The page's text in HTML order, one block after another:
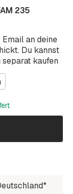
an deine
Du kannst
kaufen
235